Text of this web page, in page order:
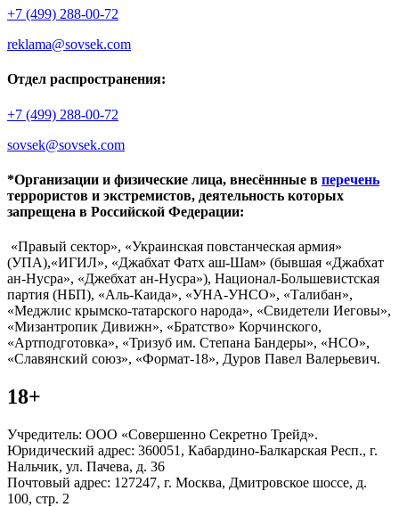
+7 (499) 288-00-72
reklama@sovsek.com
Отдел распространения:
+7 (499) 288-00-72
sovsek@sovsek.com
*Организации и физические лица, внесённные в перечень
террористов и экстремистов, деятельность которых
запрещена в Российской Федерации:
«Правый сектор», «Украинская повстанческая армия»
(УПА),«ИГИЛ», «Джабхат Фатх аш-Шам» (бывшая «Джабхат
ан-Нусра», «Джебхат ан-Нусра»), Национал-Большевистская
партия (НБП), «Аль-Каида», «УНА-УНСО», «Талибан»,
«Меджлис крымско-татарского народа», «Свидетели Иеговы»,
«Мизантропик Дивижн», «Братство» Корчинского,
«Артподготовка», «Тризуб им. Степана Бандеры», «НСО»,
«Славянский союз», «Формат-18», Дуров Павел Валерьевич.
18+
Учредитель: ООО «Совершенно Секретно Трейд».
Юридический адрес: 360051, Кабардино-Балкарская Респ., г.
Нальчик, ул. Пачева, д. 36
Почтовый адрес: 127247, г. Москва, Дмитровское шоссе, д.
100, стр. 2